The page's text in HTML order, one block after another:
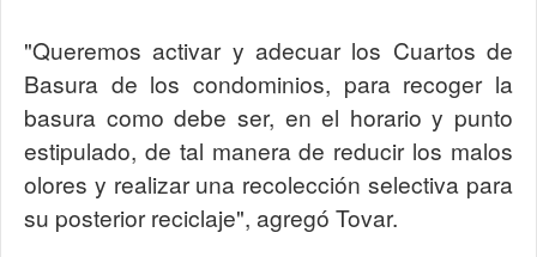
"Queremos activar y adecuar los Cuartos de
Basura de los condominios, para recoger la
basura como debe ser, en el horario y punto
estipulado, de tal manera de reducir los malos
olores y realizar una recolección selectiva para
su posterior reciclaje", agregó Tovar.